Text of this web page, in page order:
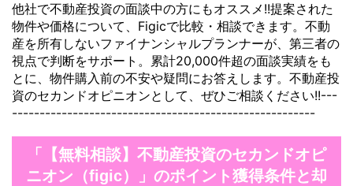
他社で不動産投資の面談中の方にもオススメ!!提案された
物件や価格について、Figicで比較・相談できます。不動
産を所有しないファイナンシャルプランナーが、第三者の
視点で判断をサポート。累計20,000件超の面談実績をも
とに、物件購入前の不安や疑問にお答えします。不動産投
資のセカンドオピニオンとして、ぜひご相談ください!!---
-------------------------------------------------------
「【無料相談】不動産投資のセカンドオピ
ニオン（figic）」のポイント獲得条件と却